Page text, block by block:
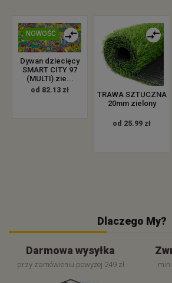
NOWOŚĆ
Dywan dziecięcy
SMART CITY 97
(MULTI) zie...
od 82.13 zł
TRAWA SZTUCZNA
20mm zielony
od 25.99 zł
Dlaczego My?
Darmowa wysyłka
przy zamówieniu powyżej 249 zł